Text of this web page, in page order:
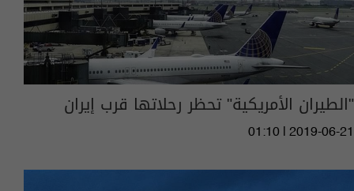
"الطيران الأمريكية" تحظر رحلاتها قرب إيران
01:10 | 2019-06-21